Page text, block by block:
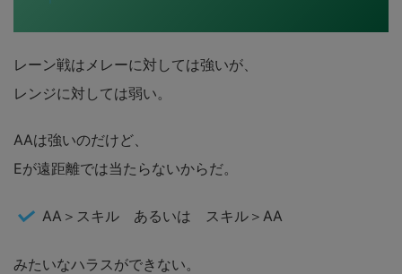
レーン戦はメレーに対しては強いが、
レンジに対しては弱い。
AAは強いのだけど、
Eが遠距離では当たらないからだ。
AA＞スキル あるいは スキル＞AA
みたいなハラスができない。